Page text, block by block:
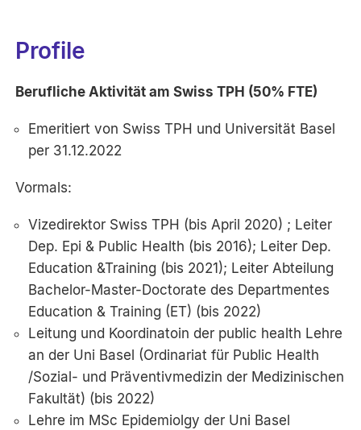
Profile
Berufliche Aktivität am Swiss TPH (50% FTE)
Emeritiert von Swiss TPH und Universität Basel
per 31.12.2022
Vormals:
Vizedirektor Swiss TPH (bis April 2020) ; Leiter
Dep. Epi & Public Health (bis 2016); Leiter Dep.
Education &Training (bis 2021); Leiter Abteilung
Bachelor-Master-Doctorate des Departmentes
Education & Training (ET) (bis 2022)
Leitung und Koordinatoin der public health Lehre
an der Uni Basel (Ordinariat für Public Health
/Sozial- und Präventivmedizin der Medizinischen
Fakultät) (bis 2022)
Lehre im MSc Epidemiolgy der Uni Basel